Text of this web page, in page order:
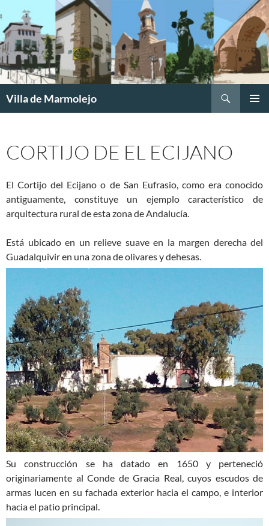
Villa de Marmolejo
CORTIJO DE EL ECIJANO
El Cortijo del Ecijano o de San Eufrasio, como era conocido
antiguamente, constituye un ejemplo característico de
arquitectura rural de esta zona de Andalucía.
Está ubicado en un relieve suave en la margen derecha del
Guadalquivir en una zona de olivares y dehesas.
Su construcción se ha datado en 1650 y perteneció
originariamente al Conde de Gracia Real, cuyos escudos de
armas lucen en su fachada exterior hacia el campo, e interior
hacia el patio principal.